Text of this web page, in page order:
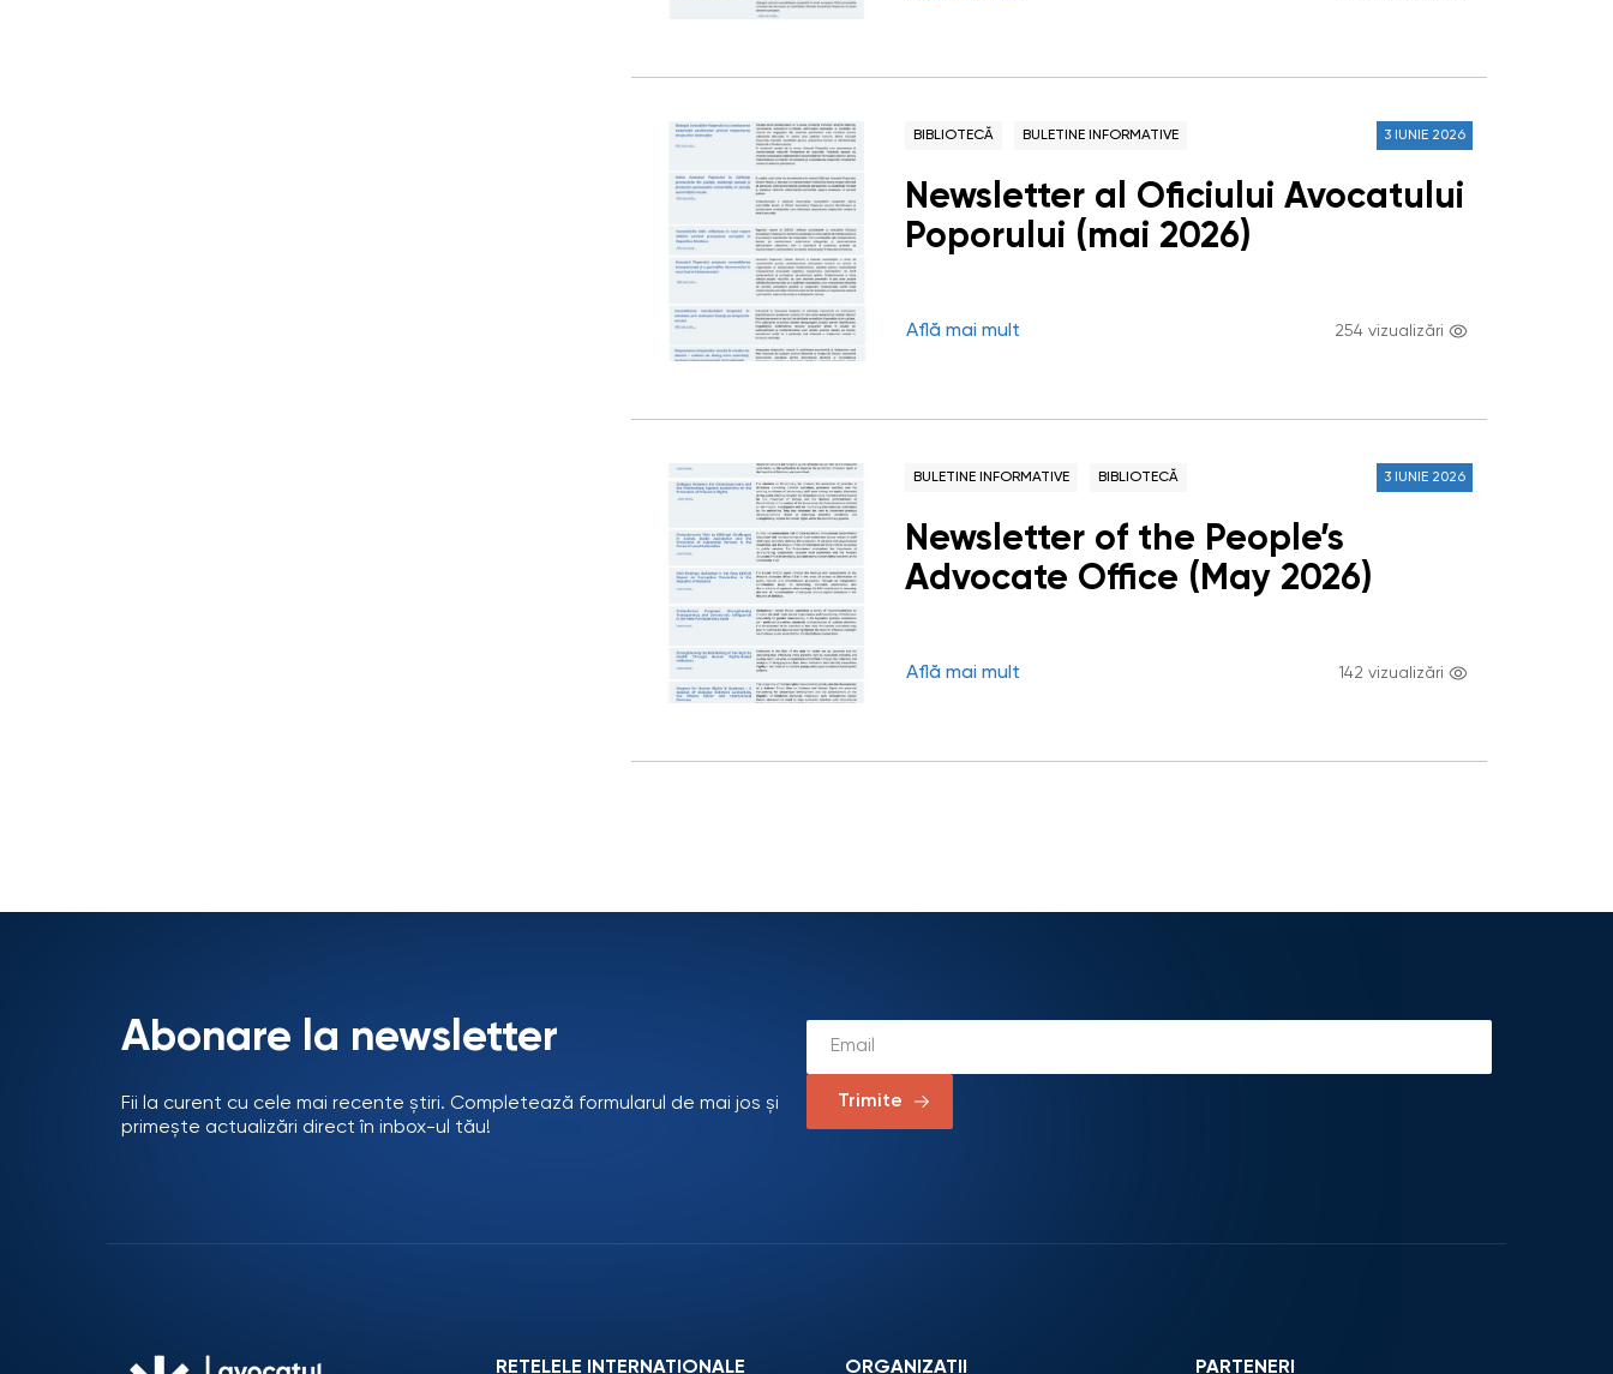
BIBLIOTECĂ BULETINE INFORMATIVE 3 IUNIE 2026
Newsletter al Oficiului Avocatului
Poporului (mai 2026)
Află mai mult 254 vizualizări
BULETINE INFORMATIVE BIBLIOTECĂ 3 IUNIE 2026
Newsletter of the People’s
Advocate Office (May 2026)
Află mai mult 142 vizualizări
Abonare la newsletter
Fii la curent cu cele mai recente știri. Completează formularul de mai jos și
primește actualizări direct în inbox-ul tău!
Trimite
REȚELELE INTERNAȚIONALE ORGANIZAŢII PARTENERI